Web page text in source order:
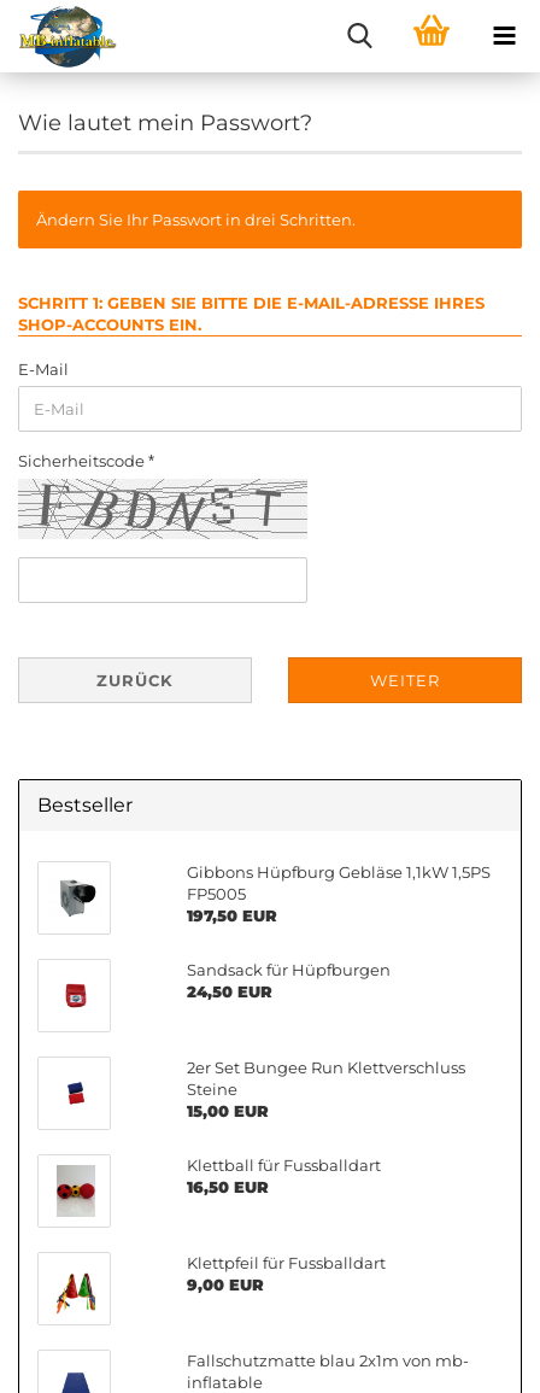
Wie lautet mein Passwort?
Ändern Sie Ihr Passwort in drei Schritten.
SCHRITT 1: GEBEN SIE BITTE DIE E-MAIL-ADRESSE IHRES
SHOP-ACCOUNTS EIN.
E-Mail
Sicherheitscode
ZURÜCK WEITER
Bestseller
Gibbons Hüpfburg Gebläse 1,1kW 1,5PS
FP5005
197,50 EUR
Sandsack für Hüpfburgen
24,50 EUR
2er Set Bungee Run Klettverschluss
Steine
15,00 EUR
Klettball für Fussballdart
16,50 EUR
Klettpfeil für Fussballdart
9,00 EUR
Fallschutzmatte blau 2x1m von mb-
inflatable